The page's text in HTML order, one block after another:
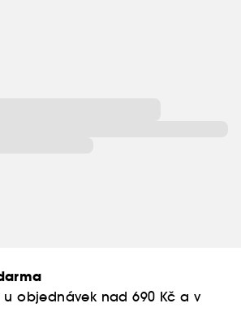
u objednávek nad 690 Kč a v